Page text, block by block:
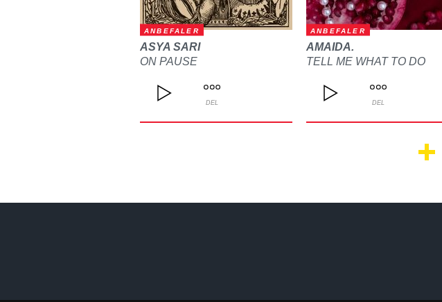
ANBEFALER
ASYA SARI
ON PAUSE
DEL
ANBEFALER
AMAIDA.
TELL ME WHAT TO DO
DEL